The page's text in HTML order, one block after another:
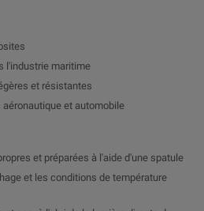
l'industrie maritime
et résistantes
et automobile
et préparées à l'aide d'une spatule
et les conditions de température